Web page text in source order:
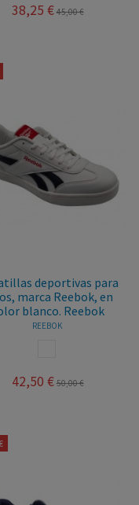
38,25 € 45,00 €
deportivas para
marca Reebok, en
blanco. Reebok
REEBOK
42,50 € 50,00 €